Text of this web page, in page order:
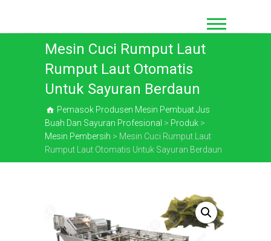
konten
Mesin Cuci Rumput Laut
Rumput Laut Otomatis
Untuk Sayuran Berdaun
Pemasok Produsen Mesin Pembuat Jus
Buah Dan Sayuran Profesional > Produk >
Mesin Pembersih > Mesin Cuci Rumput Laut
Rumput Laut Otomatis Untuk Sayuran Berdaun